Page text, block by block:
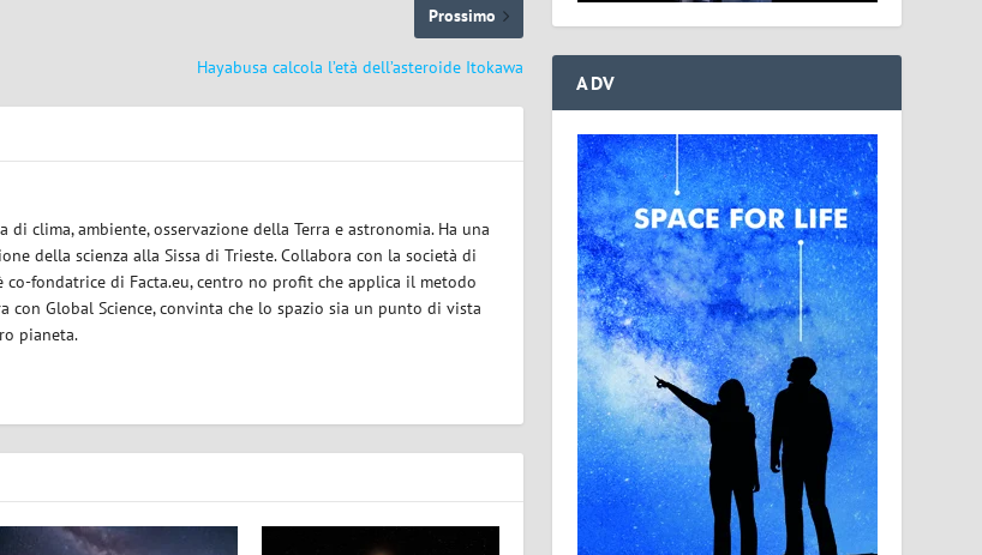
Prossimo
Hayabusa calcola l’età dell’asteroide Itokawa
clima, ambiente, osservazione della Terra e astronomia. Ha una
della scienza alla Sissa di Trieste. Collabora con la società di
co-fondatrice di Facta.eu, centro no profit che applica il metodo
Global Science, convinta che lo spazio sia un punto di vista
pianeta.
ADV